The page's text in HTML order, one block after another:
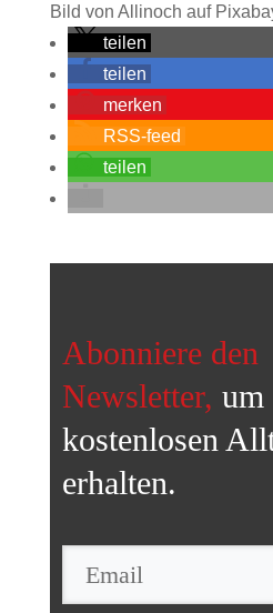
Bild von Allinoch auf
teilen
teilen
merken
RSS-feed
teilen
Abonniere den
Newsletter, um
kostenlosen
erhalten.